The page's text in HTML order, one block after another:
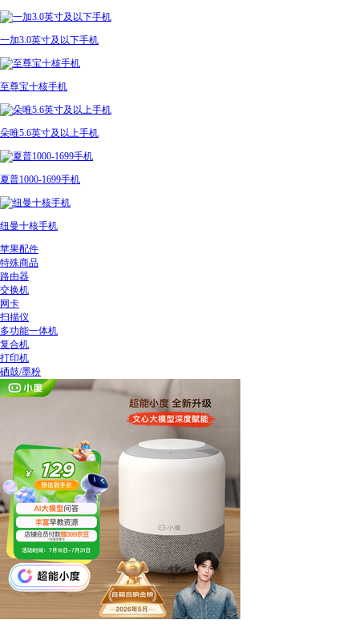
一加3.0英寸及以下手机
至尊宝十核手机
朵唯5.6英寸及以上手机
夏普1000-1699手机
纽曼十核手机
苹果配件
特殊商品
路由器
交换机
网卡
扫描仪
多功能一体机
复合机
打印机
硒鼓/墨粉